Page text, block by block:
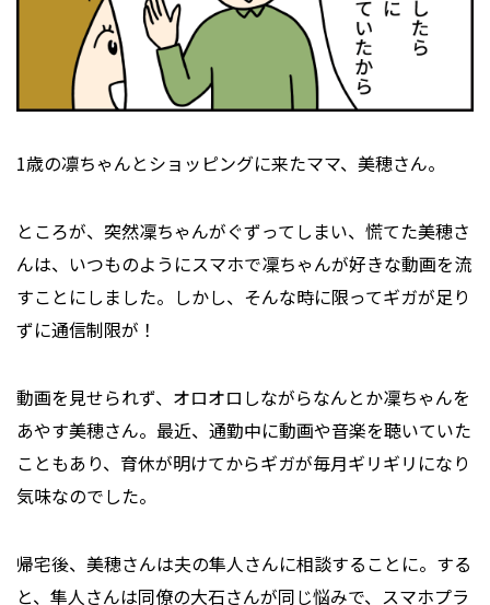
1歳の凛ちゃんとショッピングに来たママ、美穂さん。
ところが、突然凜ちゃんがぐずってしまい、慌てた美穂さ
んは、いつものようにスマホで凜ちゃんが好きな動画を流
すことにしました。しかし、そんな時に限ってギガが足り
ずに通信制限が！
動画を見せられず、オロオロしながらなんとか凜ちゃんを
あやす美穂さん。最近、通勤中に動画や音楽を聴いていた
こともあり、育休が明けてからギガが毎月ギリギリになり
気味なのでした。
帰宅後、美穂さんは夫の隼人さんに相談することに。する
と、隼人さんは同僚の大石さんが同じ悩みで、スマホプラ